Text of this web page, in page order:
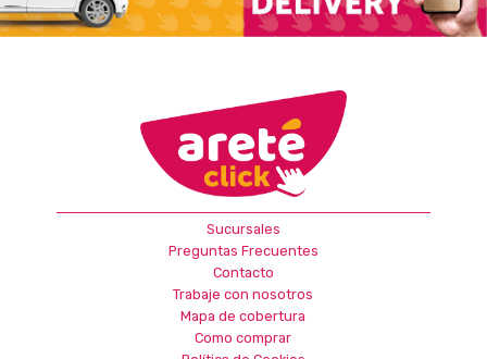
Sucursales
Preguntas Frecuentes
Contacto
Trabaje con nosotros
Mapa de cobertura
Como comprar